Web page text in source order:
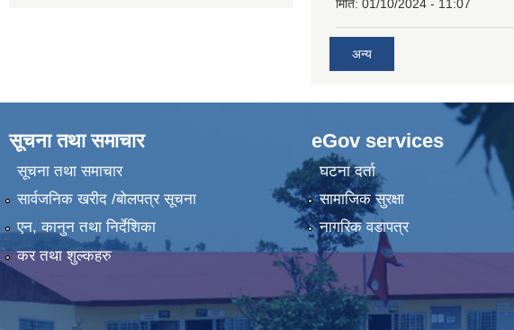
मिति: 01/10/2024 - 11:07
अन्य
सूचना तथा समाचार
सूचना तथा समाचार
सार्वजनिक खरीद /बोलपत्र सूचना
एन, कानुन तथा निर्देशिका
कर तथा शुल्कहरु
eGov services
घटना दर्ता
सामाजिक सुरक्षा
नागरिक वडापत्र